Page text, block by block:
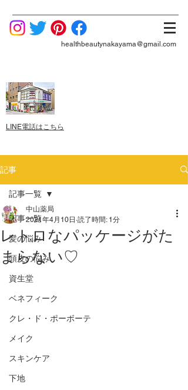
healthbeautynakayama@gmail.com
LINE電話はこちら
記事
記事一覧
髪の悩み
頭皮の悩み
資生堂
ベネフィーク
クレ・ド・ポーボーテ
メイク
スキンケア
下地
記事一覧
レトロなパッケージがた
まらない♡
中山薬局
2021年4月10日 読了時間: 1分